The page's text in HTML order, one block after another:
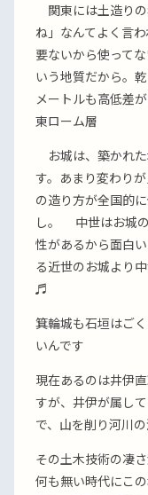
関東には土造り
ね」なんてよく言
要ないから使って
いう地質だから。
メートルも高低差
東ローム層
お城は、築かれ
す。あまり変わり
の造り方が全国的
し。 中世はお城
性があるから面白
る近世のお城より
♬
箕輪城も石垣はご
いんです
現在あるのは井伊
すが、井伊が属し
で、山を削り河川
その土木技術の凄
何も無い時代にこの